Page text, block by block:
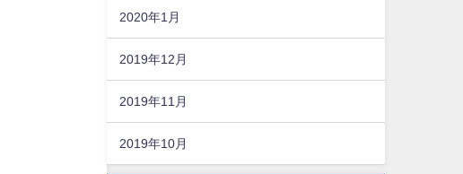
2020年1月
2019年12月
2019年11月
2019年10月